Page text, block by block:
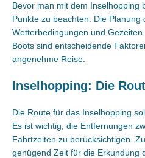
Bevor man mit dem Inselhopping
Punkte zu beachten. Die
Wetterbedingungen und
Boots sind entscheidende
angenehme Reise.
Inselhopping: Die
Die Route für das Inselhopping
Es ist wichtig, die Entfernungen
Fahrtzeiten zu berücksichtigen.
genügend Zeit für die Erkundung